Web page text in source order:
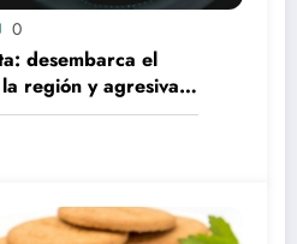
0
desembarca el
región y agresiva
para sus eléctricos